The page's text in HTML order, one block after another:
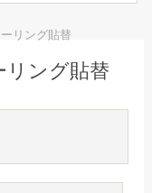
リング貼替
リング貼替